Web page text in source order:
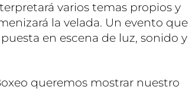
varios temas propios y
la velada. Un evento que
en escena de luz, sonido y
queremos mostrar nuestro